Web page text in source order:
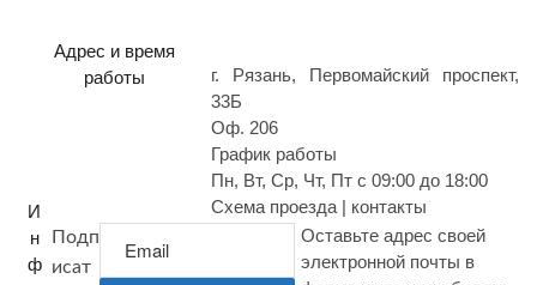
Адрес и время
работы
г. Рязань, Первомайский проспект,
33Б
Оф. 206
График работы
Пн, Вт, Ср, Чт, Пт с 09:00 до 18:00
Схема проезда | контакты
И
н
ф
Подп
исат
Оставьте адрес своей
электронной почты в